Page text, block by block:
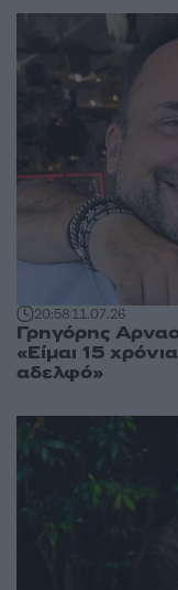
20:5811.07.26
Γρηγόρης
«Είμαι 15
αδελφό»